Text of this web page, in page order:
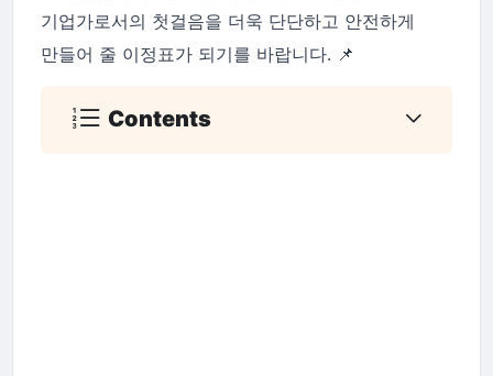
기업가로서의 첫걸음을 더욱 단단하고 안전하게
만들어 줄 이정표가 되기를 바랍니다. 📌
Contents